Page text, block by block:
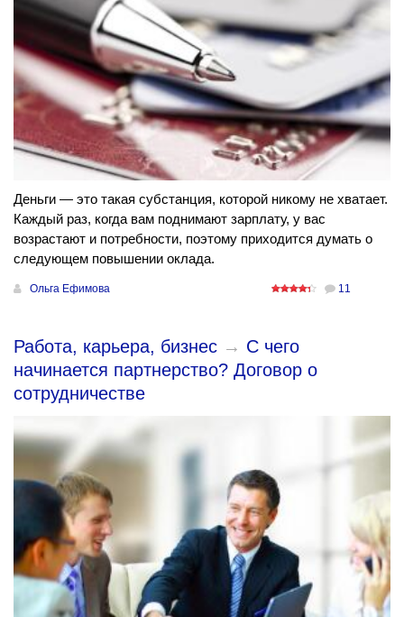
Деньги — это такая субстанция, которой никому не хватает.
Каждый раз, когда вам поднимают зарплату, у вас
возрастают и потребности, поэтому приходится думать о
следующем повышении оклада.
Ольга Ефимова 11
Работа, карьера, бизнес → C чего
начинается партнерство? Договор о
сотрудничестве